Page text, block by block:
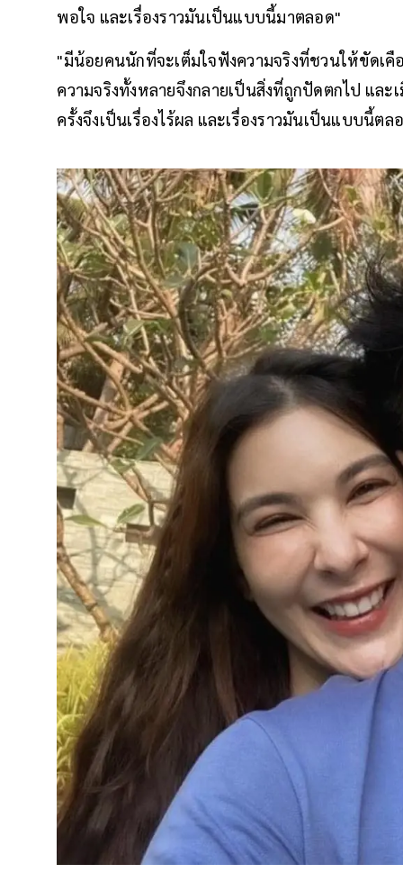
พอใจ และเรื่องราวมันเป็นแบบนี้มาตลอด"
"มีน้อยคนนักที่จะเต็มใจฟังความจริงที่ชวนให้ขัดเ
ความจริงทั้งหลายจึงกลายเป็นสิ่งที่ถูกปัดตกไป แล
ครั้งจึงเป็นเรื่องไร้ผล และเรื่องราวมันเป็นแบบนี้ตล